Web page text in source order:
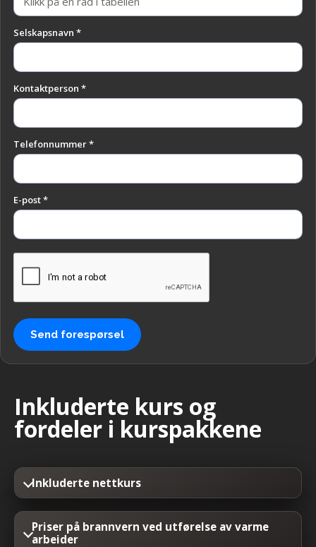
Selskapsnavn *
Kontaktperson *
Telefonnummer *
E-post *
Send forespørsel
Inkluderte kurs og
fordeler i kurspakkene
Inkluderte nettkurs
Priser på brannvern ved utførelse av varme
arbeider